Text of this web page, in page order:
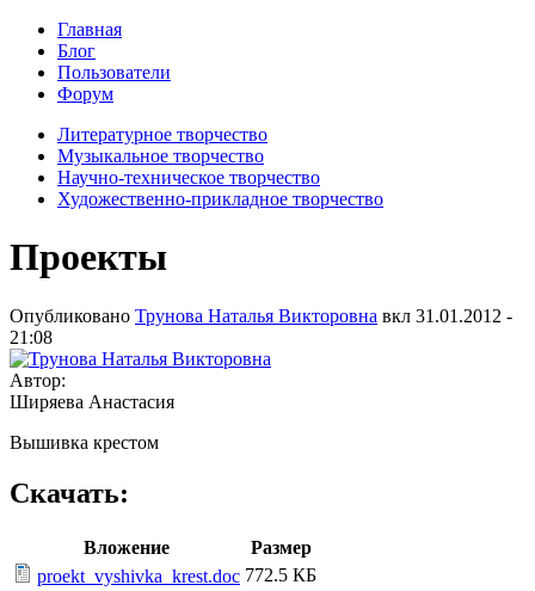
Главная
Блог
Пользователи
Форум
Литературное творчество
Музыкальное творчество
Научно-техническое творчество
Художественно-прикладное творчество
Проекты
Опубликовано Трунова Наталья Викторовна вкл 31.01.2012 -
21:08
Автор:
Ширяева Анастасия
Вышивка крестом
Скачать:
Вложение
Размер
proekt_vyshivka_krest.doc 772.5 КБ